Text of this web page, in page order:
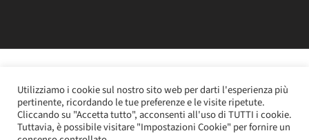
Angelo Frigerio -Cookie Policy–Privacy Policy- P.IVA
0362610964
Utilizziamo i cookie sul nostro sito web per darti l'esperienza più
pertinente, ricordando le tue preferenze e le visite ripetute.
Cliccando su "Accetta tutto", acconsenti all'uso di TUTTI i cookie.
Tuttavia, è possibile visitare "Impostazioni Cookie" per fornire un